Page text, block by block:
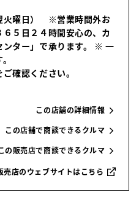
火曜日） ※営業時間外お
５日２４時間安心の、カ
ター」で承ります。
※ 一
確認ください。
この店舗の詳細情報
この店舗で商談できるクルマ
の販売店で商談できるクルマ
売店のウェブサイトはこちら